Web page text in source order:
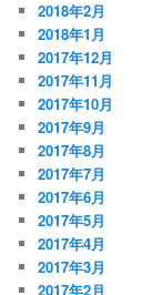
2018年2月
2018年1月
2017年12月
2017年11月
2017年10月
2017年9月
2017年8月
2017年7月
2017年6月
2017年5月
2017年4月
2017年3月
2017年2月